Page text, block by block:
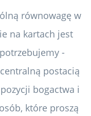
równowagę w
na kartach jest
-
postacią
bogactwa i
które proszą